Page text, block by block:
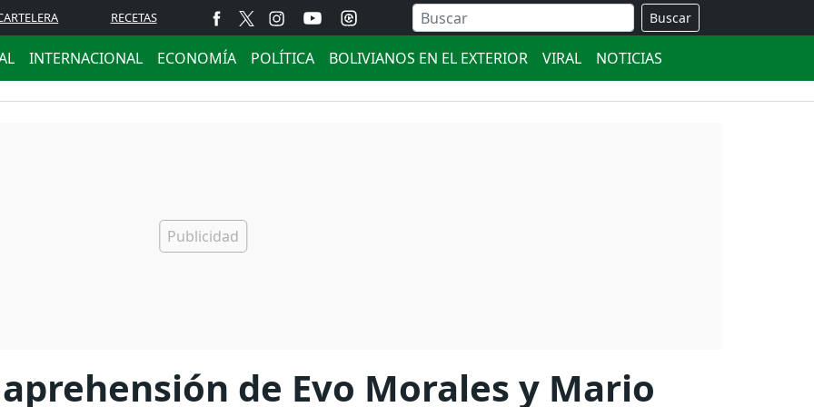
RECETAS Buscar
INTERNACIONAL ECONOMÍA POLÍTICA BOLIVIANOS EN EL EXTERIOR VIRAL NOTICIAS
de Evo Morales y Mario